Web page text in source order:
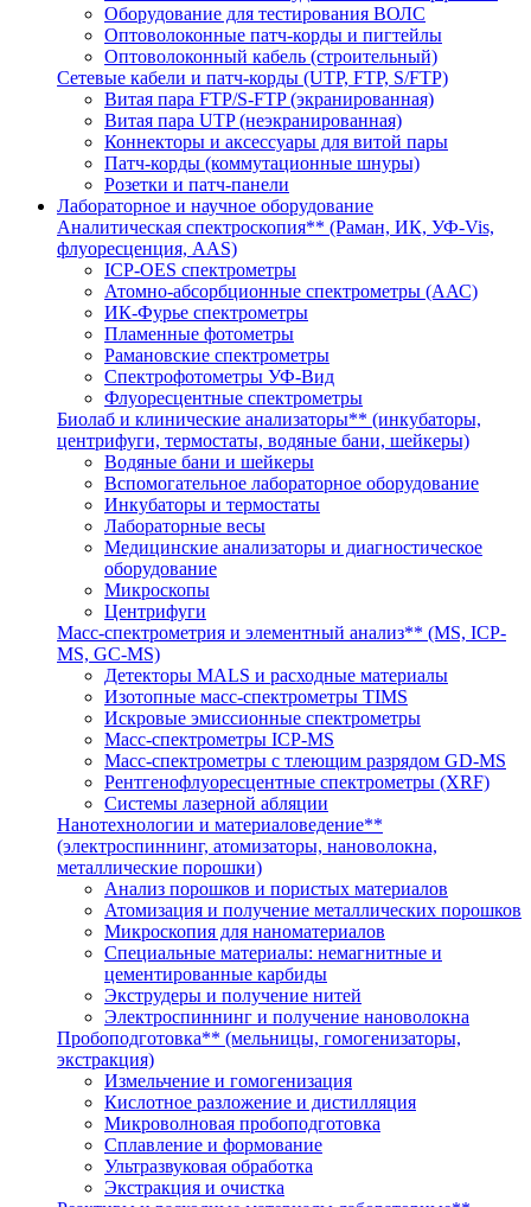
Оборудование для тестирования ВОЛС
Оптоволоконные патч-корды и пигтейлы
Оптоволоконный кабель (строительный)
Сетевые кабели и патч-корды (UTP, FTP, S/FTP)
Витая пара FTP/S-FTP (экранированная)
Витая пара UTP (неэкранированная)
Коннекторы и аксессуары для витой пары
Патч-корды (коммутационные шнуры)
Розетки и патч-панели
Лабораторное и научное оборудование
Аналитическая спектроскопия** (Раман, ИК, УФ-Vis,
флуоресценция, AAS)
ICP-OES спектрометры
Атомно-абсорбционные спектрометры (ААС)
ИК-Фурье спектрометры
Пламенные фотометры
Рамановские спектрометры
Спектрофотометры УФ-Вид
Флуоресцентные спектрометры
Биолаб и клинические анализаторы** (инкубаторы,
центрифуги, термостаты, водяные бани, шейкеры)
Водяные бани и шейкеры
Вспомогательное лабораторное оборудование
Инкубаторы и термостаты
Лабораторные весы
Медицинские анализаторы и диагностическое
оборудование
Микроскопы
Центрифуги
Масс-спектрометрия и элементный анализ** (MS, ICP-
MS, GC-MS)
Детекторы MALS и расходные материалы
Изотопные масс-спектрометры TIMS
Искровые эмиссионные спектрометры
Масс-спектрометры ICP-MS
Масс-спектрометры с тлеющим разрядом GD-MS
Рентгенофлуоресцентные спектрометры (XRF)
Системы лазерной абляции
Нанотехнологии и материаловедение**
(электроспиннинг, атомизаторы, нановолокна,
металлические порошки)
Анализ порошков и пористых материалов
Атомизация и получение металлических порошков
Микроскопия для наноматериалов
Специальные материалы: немагнитные и
цементированные карбиды
Экструдеры и получение нитей
Электроспиннинг и получение нановолокна
Пробоподготовка** (мельницы, гомогенизаторы,
экстракция)
Измельчение и гомогенизация
Кислотное разложение и дистилляция
Микроволновая пробоподготовка
Сплавление и формование
Ультразвуковая обработка
Экстракция и очистка